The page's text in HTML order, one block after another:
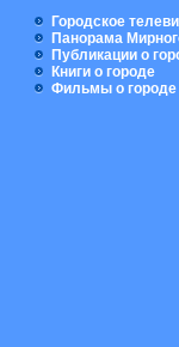
Городское
Панорама
Публикации о
Книги о городе
Фильмы о городе